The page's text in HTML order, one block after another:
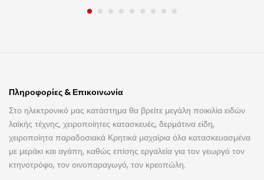
Πληροφορίες & Επικοινωνία
Στο ηλεκτρονικό μας κατάστημα θα βρείτε μεγάλη ποικιλία ειδών
λαϊκής τέχνης, χειροποίητες κατασκευές, δερμάτινα είδη,
χειροποίητα παραδοσιακά Κρητικά μαχαίρια όλα κατασκευασμένα
με μεράκι και αγάπη, καθώς επίσης εργαλεία για τον γεωργό τον
κτηνοτρόφο, τον οινοπαραγωγό, τον κρεοπώλη.